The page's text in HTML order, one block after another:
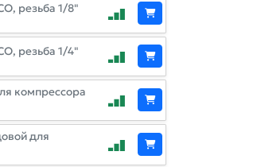
резьба 1/8"
резьба 1/4"
компрессора
для